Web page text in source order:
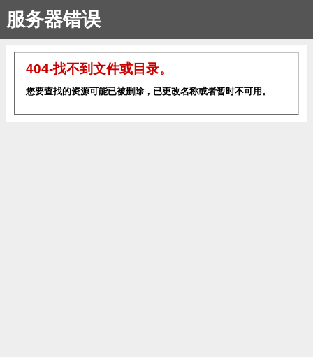
服务器错误
404-找不到文件或目录。
您要查找的资源可能已被删除，已更改名称或者暂时不可用。